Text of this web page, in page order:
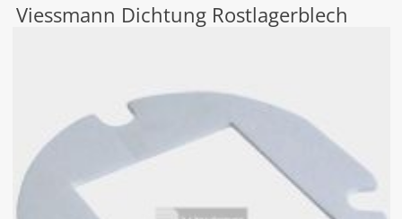
Viessmann Dichtung Rostlagerblech